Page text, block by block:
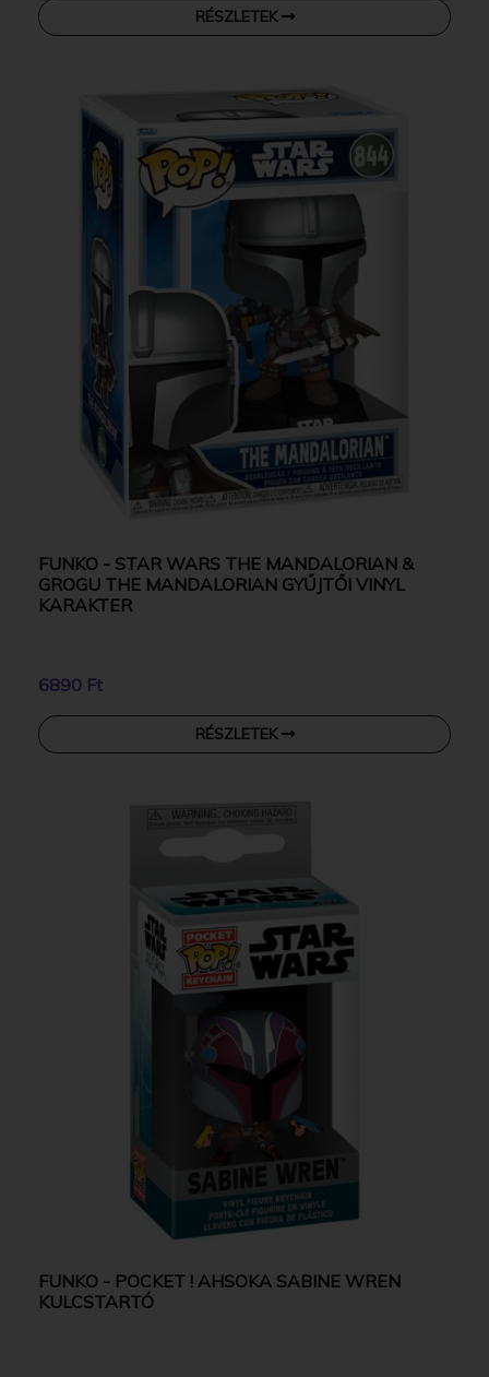
RÉSZLETEK
FUNKO - STAR WARS THE MANDALORIAN &
GROGU THE MANDALORIAN GYŰJTŐI VINYL
KARAKTER
6890 Ft
RÉSZLETEK
FUNKO - POCKET ! AHSOKA SABINE WREN
KULCSTARTÓ